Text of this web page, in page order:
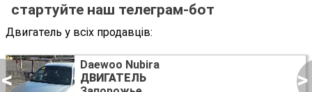
< >
стартуйте наш телеграм-бот
Двигатель у всіх продавців:
Daewoo Nubira
ДВИГАТЕЛЬ